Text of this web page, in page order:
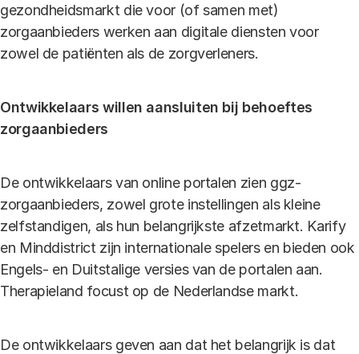
gezondheidsmarkt die voor (of samen met)
zorgaanbieders werken aan digitale diensten voor
zowel de patiënten als de zorgverleners.
Ontwikkelaars willen aansluiten bij behoeftes
zorgaanbieders
De ontwikkelaars van online portalen zien ggz-
zorgaanbieders, zowel grote instellingen als kleine
zelfstandigen, als hun belangrijkste afzetmarkt. Karify
en Minddistrict zijn internationale spelers en bieden ook
Engels- en Duitstalige versies van de portalen aan.
Therapieland focust op de Nederlandse markt.
De ontwikkelaars geven aan dat het belangrijk is dat